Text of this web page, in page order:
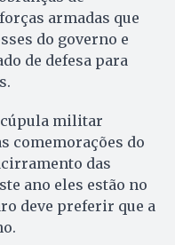
armadas que
do governo e
de defesa para
cúpula militar
comemorações do
das
ano eles estão no
deve preferir que a